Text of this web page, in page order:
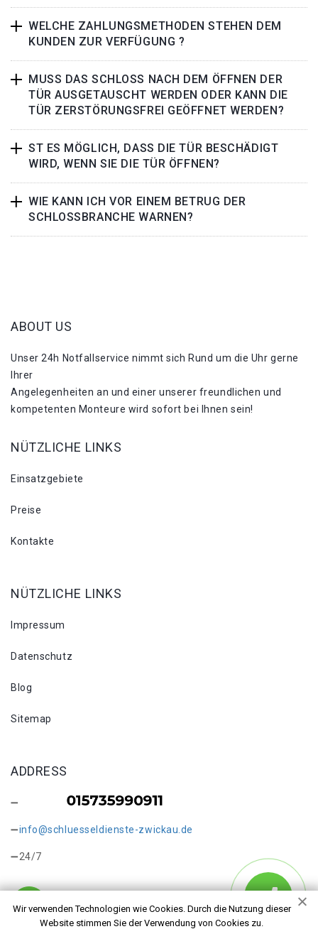
WELCHE ZAHLUNGSMETHODEN STEHEN DEM
KUNDEN ZUR VERFÜGUNG ?
MUSS DAS SCHLOSS NACH DEM ÖFFNEN DER
TÜR AUSGETAUSCHT WERDEN ODER KANN DIE
TÜR ZERSTÖRUNGSFREI GEÖFFNET WERDEN?
ST ES MÖGLICH, DASS DIE TÜR BESCHÄDIGT
WIRD, WENN SIE DIE TÜR ÖFFNEN?
WIE KANN ICH VOR EINEM BETRUG DER
SCHLOSSBRANCHE WARNEN?
Wir verwenden Technologien wie Cookies. Durch die Nutzung dieser
Website stimmen Sie der Verwendung von Cookies zu.
ABOUT US
Unser 24h Notfallservice nimmt sich Rund um die Uhr gerne
Ihrer
Angelegenheiten an und einer unserer freundlichen und
kompetenten Monteure wird sofort bei Ihnen sein!
NÜTZLICHE LINKS
Einsatzgebiete
Preise
Kontakte
NÜTZLICHE LINKS
Impressum
Datenschutz
Blog
Sitemap
ADDRESS
info@schluesseldienste-zwickau.de
24/7